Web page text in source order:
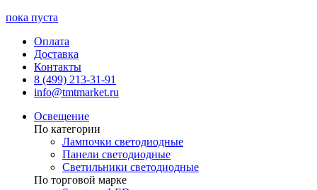
пока пуста
Оплата
Доставка
Контакты
8 (499) 213-31-91
info@tmtmarket.ru
Освещение
По категории
Лампочки светодиодные
Панели светодиодные
Светильники светодиодные
По торговой марке